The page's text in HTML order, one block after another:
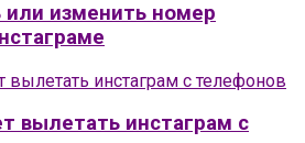
или изменить номер
вылетать инстаграм с